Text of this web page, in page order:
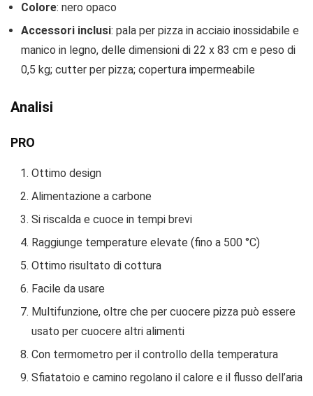
Colore: nero opaco
Accessori inclusi: pala per pizza in acciaio inossidabile e
manico in legno, delle dimensioni di 22 x 83 cm e peso di
0,5 kg; cutter per pizza; copertura impermeabile
Analisi
PRO
Ottimo design
Alimentazione a carbone
Si riscalda e cuoce in tempi brevi
Raggiunge temperature elevate (fino a 500 °C)
Ottimo risultato di cottura
Facile da usare
Multifunzione, oltre che per cuocere pizza può essere
usato per cuocere altri alimenti
Con termometro per il controllo della temperatura
Sfiatatoio e camino regolano il calore e il flusso dell’aria